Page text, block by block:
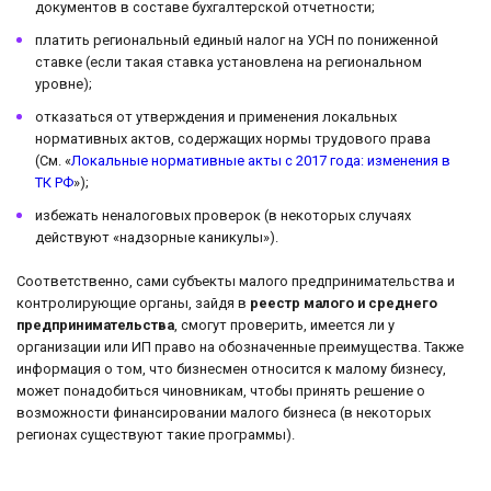
документов в составе бухгалтерской отчетности;
платить региональный единый налог на УСН по пониженной
ставке (если такая ставка установлена на региональном
уровне);
отказаться от утверждения и применения локальных
нормативных актов, содержащих нормы трудового права
(См. «Локальные нормативные акты с 2017 года: изменения в
ТК РФ»);
избежать неналоговых проверок (в некоторых случаях
действуют «надзорные каникулы»).
Соответственно, сами субъекты малого предпринимательства и
контролирующие органы, зайдя в реестр малого и среднего
предпринимательства , смогут проверить, имеется ли у
организации или ИП право на обозначенные преимущества. Также
информация о том, что бизнесмен относится к малому бизнесу,
может понадобиться чиновникам, чтобы принять решение о
возможности финансировании малого бизнеса (в некоторых
регионах существуют такие программы).